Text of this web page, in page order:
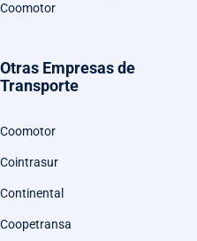
Coomotor
Otras Empresas de
Transporte
Coomotor
Cointrasur
Continental
Coopetransa